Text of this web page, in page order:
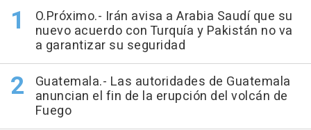
O.Próximo.- Irán avisa a Arabia Saudí que su
nuevo acuerdo con Turquía y Pakistán no va
a garantizar su seguridad
Guatemala.- Las autoridades de Guatemala
anuncian el fin de la erupción del volcán de
Fuego